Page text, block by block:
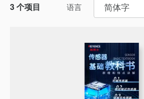
语言 简体字
3个项目